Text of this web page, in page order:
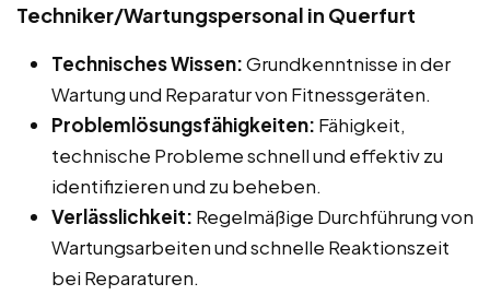
Techniker/Wartungspersonal in Querfurt
Technisches Wissen:Grundkenntnisse in der
Wartung und Reparatur von Fitnessgeräten.
Problemlösungsfähigkeiten: Fähigkeit,
technische Probleme schnell und effektiv zu
identifizieren und zu beheben.
Verlässlichkeit: Regelmäßige Durchführung von
Wartungsarbeiten und schnelle Reaktionszeit
bei Reparaturen.